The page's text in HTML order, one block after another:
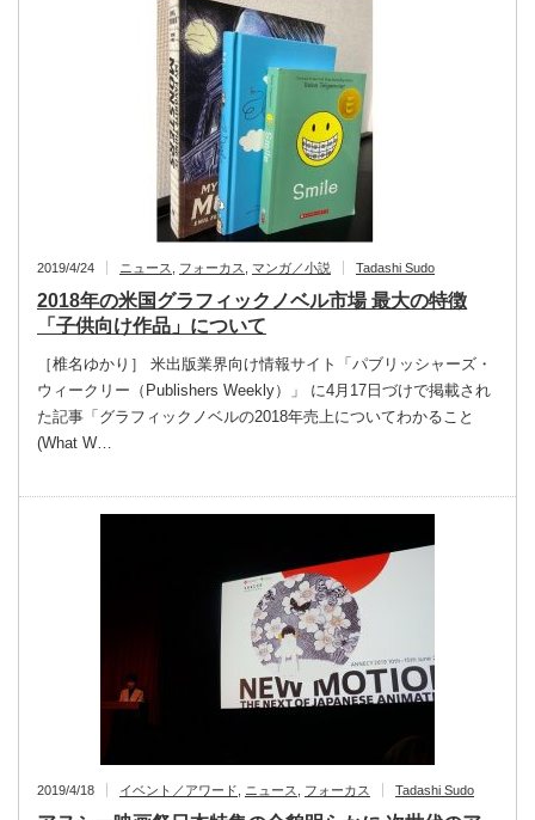
2019/4/24 ニュース フォーカス マンガ／小説 Tadashi Sudo
2018年の米国グラフィックノベル市場 最大の特徴
「子供向け作品」について
［椎名ゆかり］ 米出版業界向け情報サイト「パブリッシャーズ・
ウィークリー（Publishers Weekly）」 に4月17日づけで掲載され
た記事「グラフィックノベルの2018年売上についてわかること
(What W…
2019/4/18 イベント／アワード ニュース フォーカス Tadashi Sudo